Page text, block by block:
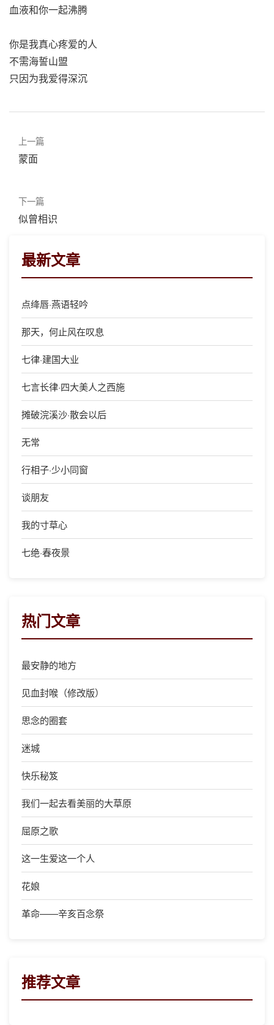
血液和你一起沸腾
你是我真心疼爱的人
不需海誓山盟
只因为我爱得深沉
上一篇
蒙面
下一篇
似曾相识
最新文章
点绛唇·燕语轻吟
那天，何止风在叹息
七律·建国大业
七言长律·四大美人之西施
摊破浣溪沙·散会以后
无常
行相子·少小同窗
谈朋友
我的寸草心
七绝·春夜景
热门文章
最安静的地方
见血封喉（修改版）
思念的圈套
迷城
快乐秘笈
我们一起去看美丽的大草原
屈原之歌
这一生爱这一个人
花娘
革命——辛亥百念祭
推荐文章